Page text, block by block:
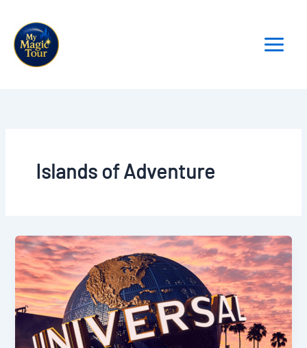
contenu
Islands of Adventure